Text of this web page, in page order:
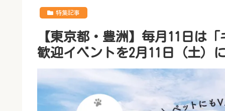
特集記事
【東京都・豊洲】毎月11日は
歓迎イベントを2月11日（土）